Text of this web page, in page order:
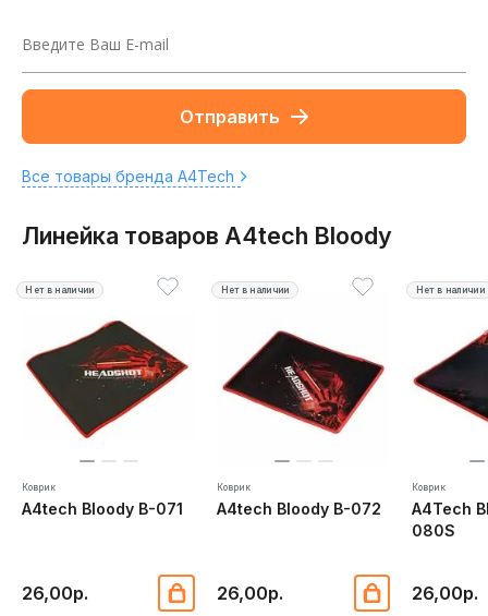
Отправить
Все товары бренда A4Tech
Линейка товаров A4tech Bloody
Нет в наличии
Коврик
A4tech Bloody B-071
26,00р.
Нет в наличии
Коврик
A4tech Bloody B-072
26,00р.
Нет в наличии
Коврик
A4Tech
080S
26,00р.